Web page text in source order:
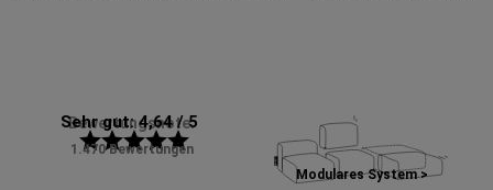
Bewertungsnote:
Sehr gut: 4,64 / 5
starstarstarstarstar
1.470 Bewertungen
Modulares System >